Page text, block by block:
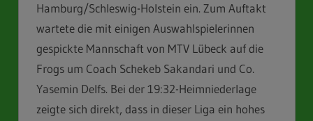
Hamburg/Schleswig-Holstein ein. Zum Auftakt
wartete die mit einigen Auswahlspielerinnen
gespickte Mannschaft von MTV Lübeck auf die
Frogs um Coach Schekeb Sakandari und Co.
Yasemin Delfs. Bei der 19:32-Heimniederlage
zeigte sich direkt, dass in dieser Liga ein hohes